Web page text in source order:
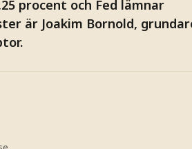
procent och Fed lämnar
är Joakim Bornold,